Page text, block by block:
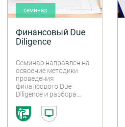
семинар
Финансовый Due
Diligence
Семинар направлен на
освоение методики
проведения
финансового Due
Diligence и разбора
практических вопросов.